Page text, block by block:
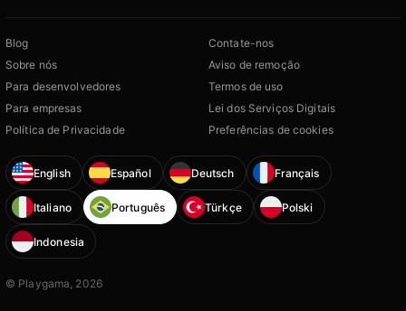
Blog
Sobre nós
Para desenvolvedores
Para empresas
Política de Privacidade
Contate-nos
Aviso de remoção
Termos de uso
Lei dos Serviços Digitais
Preferências de cookies
English Español Deutsch Français
Italiano Português Türkçe Polski
Indonesia
© Playgama, 2026